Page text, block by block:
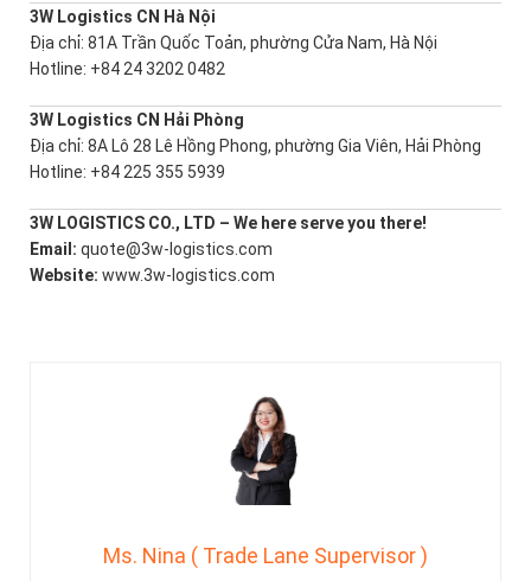
3W Logistics CN Hà Nội
Địa chỉ: 81A Trần Quốc Toản, phường Cửa Nam, Hà Nội
Hotline: +84 24 3202 0482
3W Logistics CN Hải Phòng
Địa chỉ: 8A Lô 28 Lê Hồng Phong, phường Gia Viên, Hải Phòng
Hotline: +84 225 355 5939
3W LOGISTICS CO., LTD – We here serve you there!
Email: quote@3w-logistics.com
Website: www.3w-logistics.com
Ms. Nina ( Trade Lane Supervisor )